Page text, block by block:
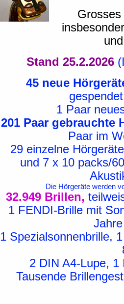
Stand 25.2.2026
45 neue
1 Paar
201 Paar gebrauchte
Paar im
29 einzelne
und 7 x 10 packs/
Die Hörgeräte werden
32.949 Brillen,
1 FENDI-Brille mit
1 Spezialsonnenbrille,
2 DIN A4-Lupe, 1
Tausende